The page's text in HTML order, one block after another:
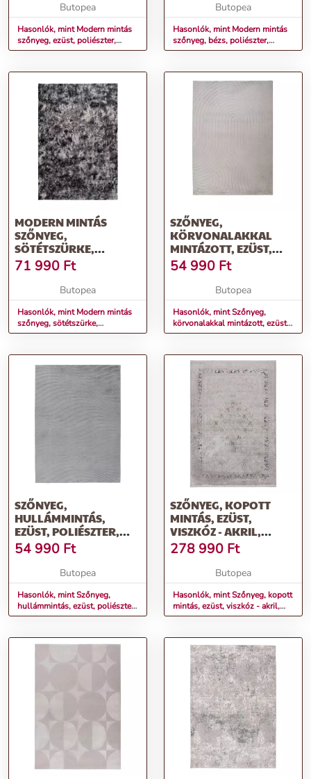
Butopea
Hasonlók, mint Modern mintás
szőnyeg, ezüst, poliészter,
160x230 cm - CARRELIS
Butopea
Hasonlók, mint Modern mintás
szőnyeg, bézs, poliészter,
160x230 cm - CARRELIS
MODERN MINTÁS
SZŐNYEG,
SÖTÉTSZÜRKE,
POLIÉSZTER, 160X230
CM - CARRELIS
71 990 Ft
Butopea
Hasonlók, mint Modern mintás
szőnyeg, sötétszürke,
poliészter, 160x230 cm -
SZŐNYEG,
KÖRVONALAKKAL
MINTÁZOTT, EZÜST,
POLIÉSZTER, 160X230
CM - VOLANTE
54 990 Ft
Butopea
Hasonlók, mint Szőnyeg,
körvonalakkal mintázott, ezüst,
poliészter, 160x230 cm -
SZŐNYEG,
HULLÁMMINTÁS,
EZÜST, POLIÉSZTER,
160X230 CM - VOLANTE
54 990 Ft
Butopea
Hasonlók, mint Szőnyeg,
hullámmintás, ezüst, poliészter,
160x230 cm - VOLANTE
SZŐNYEG, KOPOTT
MINTÁS, EZÜST,
VISZKÓZ - AKRIL,
160X230 CM - LUNE
D'OR
278 990 Ft
Butopea
Hasonlók, mint Szőnyeg, kopott
mintás, ezüst, viszkóz - akril,
160x230 cm - LUNE D'OR